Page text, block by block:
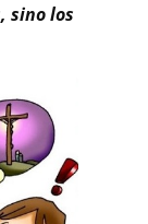
sino los